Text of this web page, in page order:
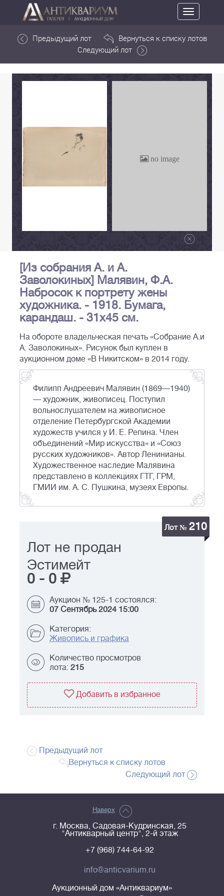
Toggle
navigation
Предыдущий лот
Вернуться к списку лотов
Следующий лот
[Из собрания А. и А.
Заволокиных] Малявин, Ф.А.
Набросок к портрету жены
художника. - 1918. Бумага,
карандаш. - 31х45 см.
На обороте владельческая печать «Собрание А.и
А. Заволокиных». Рисунок был куплен в
аукционном доме «В Никитском» в 2014 году.
Филипп Андреевич Малявин (1869—1940)
— художник, живописец. Поступил
вольнослушателем на живописное
отделение Петербургской Академии
художеств учился у И. Е. Репина. Член
объединений «Мир искусства» и «Союз
русских художников». Автор Ленинианы.
Художественное наследие Малявина
представлено в коллекциях ГТГ, ГРМ,
ГМИИ им. А. С. Пушкина, музеях Европы.
Лот № 210
Лот не продан
Эстимейт
0 - 0
Аукцион № 125-1 состоялся:
07 Сентябрь 2024 15:00
Категория:
Живопись и графика
Количество просмотров
лота: 215
Добавить в избранное
Предыдущий лот
Вернуться к списку лотов
Следующий лот
Наверх
г. Москва, Садовая-Кудринская, 25
"Антикварный центр", 2-й этаж
+7 (968) 744-64-92
info@anticvarium.ru
Аукционный дом «Антиквариум»